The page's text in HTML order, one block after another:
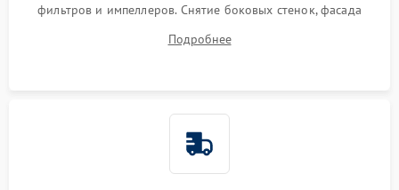
фильтров и импеллеров. Снятие боковых стенок, фасада
циркуляционному насосу, ТЭНу и сливной помпе.
Подробнее